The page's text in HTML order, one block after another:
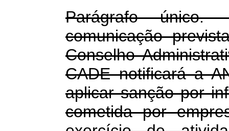
Parágrafo único.
comunicação
Conselho
CADE notificará a
aplicar sanção por
cometida por